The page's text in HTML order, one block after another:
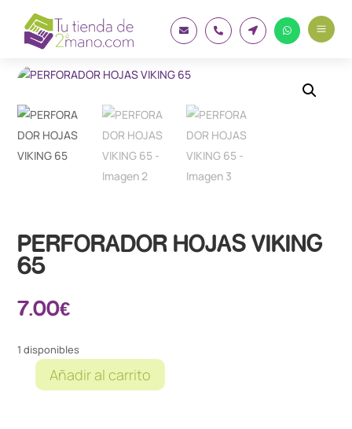
    a
PERFORADOR HOJAS VIKING
65
7.00€
1 disponibles
PERFORADOR
Añadir al carrito